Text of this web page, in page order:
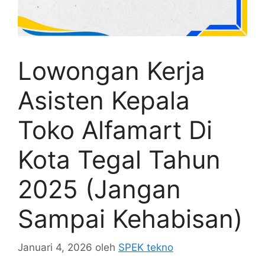
Lowongan Kerja
Asisten Kepala
Toko Alfamart Di
Kota Tegal Tahun
2025 (Jangan
Sampai Kehabisan)
Januari 4, 2026 oleh SPEK tekno